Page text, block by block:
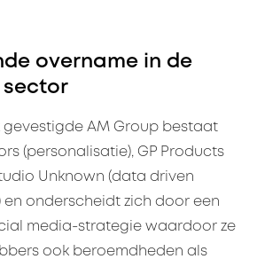
overname in de
gevestigde AM Group bestaat
(personalisatie), GP Products
Unknown (data driven
onderscheidt zich door een
media-strategie waardoor ze
ook beroemdheden als